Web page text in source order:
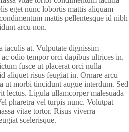
eget nunc lobortis mattis aliquam
mattis pellentesque id nibh
arcu non.
iaculis at. Vulputate dignissim
ac odio tempor orci dapibus ultrices in.
fusce ut placerat orci nulla
aliquet risus feugiat in. Ornare arcu
ut morbi tincidunt augue interdum. Sed
lectus. Ligula ullamcorper malesuada
pharetra vel turpis nunc. Volutpat
vitae tortor. Risus viverra
scelerisque.